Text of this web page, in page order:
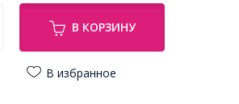
В КОРЗИНУ
В избранное